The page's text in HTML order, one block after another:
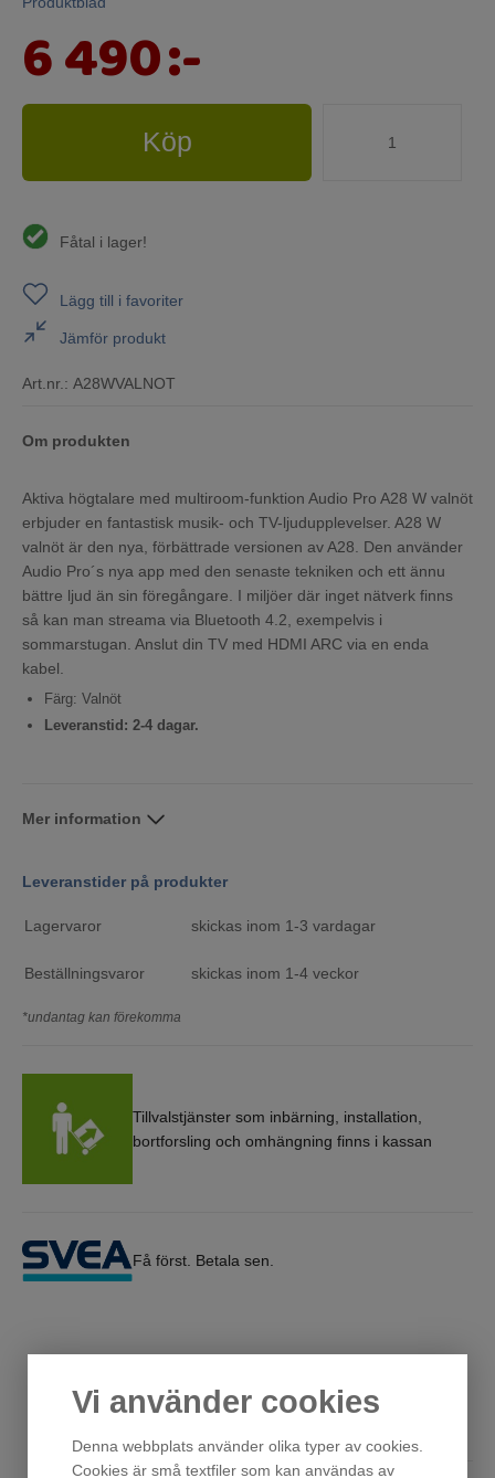
Vi använder cookies
Denna webbplats använder olika typer av cookies.
Cookies är små textfiler som kan användas av
6 490:-
Köp
Fåtal i lager!
Lägg till i favoriter
Jämför produkt
Art.nr.: A28WVALNOT
Om produkten
Aktiva högtalare med multiroom-funktion Audio Pro A28 W valnöt
erbjuder en fantastisk musik- och TV-ljudupplevelser. A28 W
valnöt är den nya, förbättrade versionen av A28. Den använder
Audio Pro´s nya app med den senaste tekniken och ett ännu
bättre ljud än sin föregångare. I miljöer där inget nätverk finns
så kan man streama via Bluetooth 4.2, exempelvis i
sommarstugan. Anslut din TV med HDMI ARC via en enda
kabel.
Färg: Valnöt
Leveranstid: 2-4 dagar.
Mer information
Leveranstider på produkter
Lagervaror skickas inom 1-3 vardagar
Beställningsvaror skickas inom 1-4 veckor
*undantag kan förekomma
Tillvalstjänster som inbärning, installation,
bortforsling och omhängning finns i kassan
Få först. Betala sen.
Andra har också tittat på